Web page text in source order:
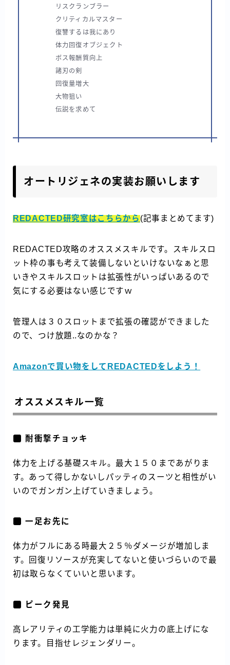
リスクランブラー
クリティカルマスター
復讐するは我にあり
体力回復オブジェクト
ボス報酬質向上
諸刃の剣
回復量増大
大物狙い
伝説を求めて
オートリジェネの実装お願いします
REDACTED研究室はこちらから (記事まとめてます)
REDACTED攻略のオススメスキルです。スキルスロ
ット枠の事も考えて装備しないといけないなぁと思
いきやスキルスロットは拡張性がいっぱいあるので
気にする必要はない感じですｗ
管理人は３０スロットまで拡張の確認ができました
ので、つけ放題‥なのかな？
Amazonで買い物をしてREDACTEDをしよう！
オススメスキル一覧
耐衝撃チョッキ
体力を上げる基礎スキル。最大１５０まであがりま
す。あって得しかないしパッティのスーツと相性がい
いのでガンガン上げていきましょう。
一足お先に
体力がフルにある時最大２５％ダメージが増加しま
す。回復リソースが充実してないと使いづらいので最
初は取らなくていいと思います。
ピーク発見
高レアリティの工学能力は単純に火力の底上げにな
ります。目指せレジェンダリー。